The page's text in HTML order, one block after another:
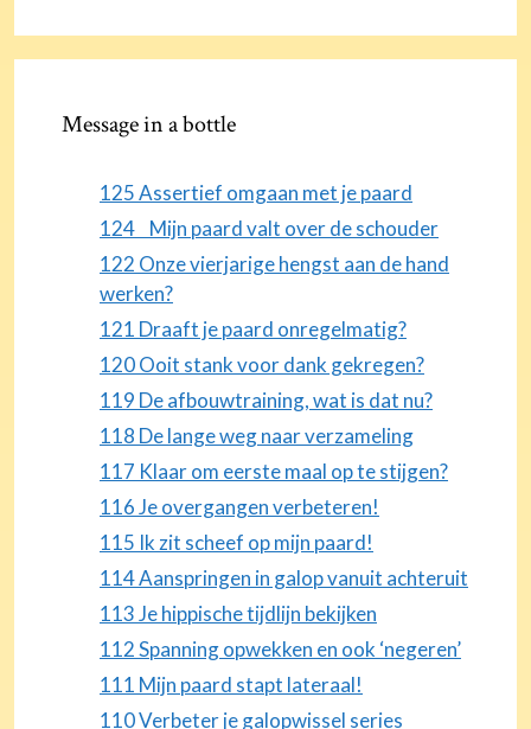
Message in a bottle
125 Assertief omgaan met je paard
124 Mijn paard valt over de schouder
122 Onze vierjarige hengst aan de hand
werken?
121 Draaft je paard onregelmatig?
120 Ooit stank voor dank gekregen?
119 De afbouwtraining, wat is dat nu?
118 De lange weg naar verzameling
117 Klaar om eerste maal op te stijgen?
116 Je overgangen verbeteren!
115 Ik zit scheef op mijn paard!
114 Aanspringen in galop vanuit achteruit
113 Je hippische tijdlijn bekijken
112 Spanning opwekken en ook ‘negeren’
111 Mijn paard stapt lateraal!
110 Verbeter je galopwissel series